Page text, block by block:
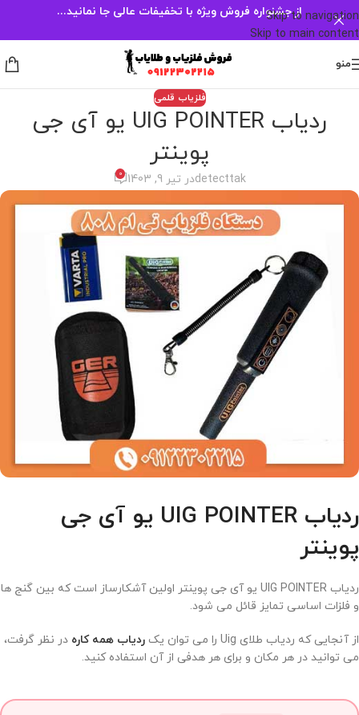
Skip to navigation
Skip to main content
از جشنواره فروش ویژه با تخفیفات عالی جا نمانید...
منو
فلزیاب قلمی
ردیاب UIG POINTER یو آی جی
پوینتر
detecttakدر تیر 9, 1403 0
ردیاب UIG POINTER یو آی جی
پوینتر
ردیاب UIG POINTER یو آی جی پوینتر اولین آشکارساز است که بین گنج ها
و فلزات اساسی تمایز قائل می شود.
از آنجایی که ردیاب طلای Uig را می توان یک ردیاب همه کاره در نظر گرفت،
می توانید در هر مکان و برای هر هدفی از آن استفاده کنید.